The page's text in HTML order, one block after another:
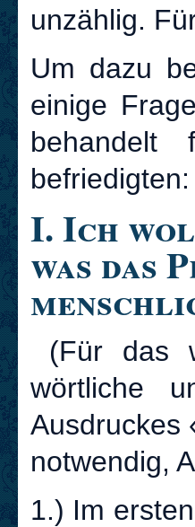
unzählig.
Um dazu
einige
behandelt
I. Ich
was das
(Für das
wörtliche
Ausdruckes
notwendig,
1.) Im